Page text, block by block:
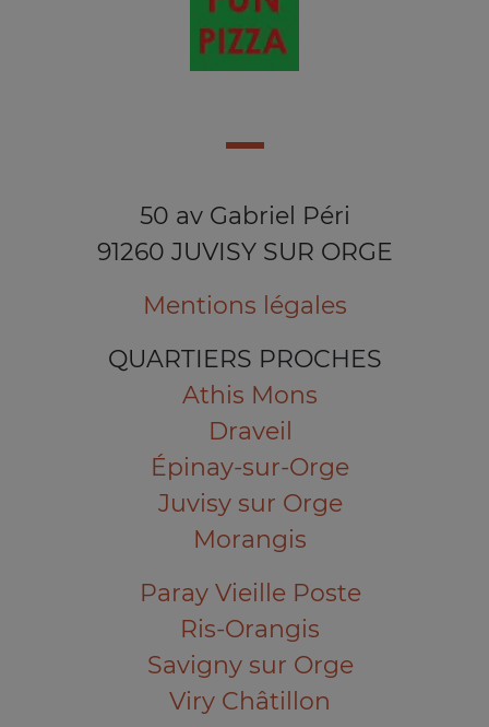
50 av Gabriel Péri
91260 JUVISY SUR ORGE
Mentions légales
QUARTIERS PROCHES
Athis Mons
Draveil
Épinay-sur-Orge
Juvisy sur Orge
Morangis
Paray Vieille Poste
Ris-Orangis
Savigny sur Orge
Viry Châtillon